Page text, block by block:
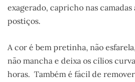
exagerado, capricho nas
postiços.
A cor é bem pretinha, não
não mancha e deixa os cílios
horas. Também é fácil de